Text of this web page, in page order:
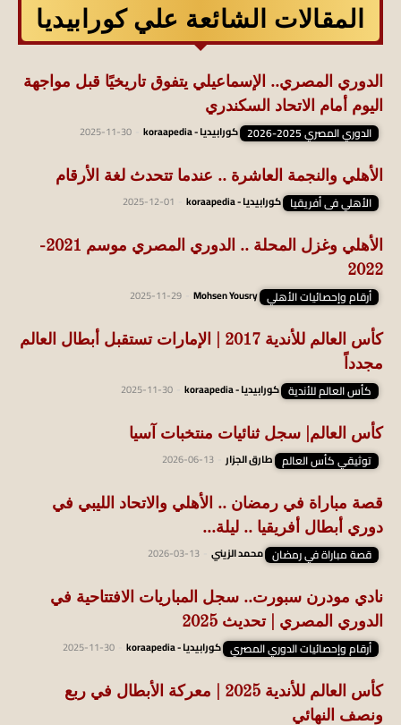
المقالات الشائعة علي كورابيديا
الدوري المصري.. الإسماعيلي يتفوق تاريخيًا قبل مواجهة
اليوم أمام الاتحاد السكندري
الدوري المصري 2025-2026 كورابيديا - koraapedia 2025-11-30
الأهلي والنجمة العاشرة .. عندما تتحدث لغة الأرقام
الأهلي فى أفريقيا كورابيديا - koraapedia 2025-12-01
الأهلي وغزل المحلة .. الدوري المصري موسم 2021-
2022
أرقام وإحصائيات الأهلي Mohsen Yousry
2025-11-29
كأس العالم للأندية 2017 | الإمارات تستقبل أبطال العالم
مجدداً
كأس العالم للأندية كورابيديا - koraapedia 2025-11-30
كأس العالم| سجل ثنائيات منتخبات آسيا
توثيقي كأس العالم طارق الجزار 2026-06-13
قصة مباراة في رمضان .. الأهلي والاتحاد الليبي في
دوري أبطال أفريقيا .. ليلة...
قصة مباراة في رمضان محمد الزيني 2026-03-13
نادي مودرن سبورت.. سجل المباريات الافتتاحية في
الدوري المصري | تحديث 2025
أرقام وإحصائيات الدوري المصري كورابيديا - koraapedia 2025-11-30
كأس العالم للأندية 2025 | معركة الأبطال في ربع
ونصف النهائي